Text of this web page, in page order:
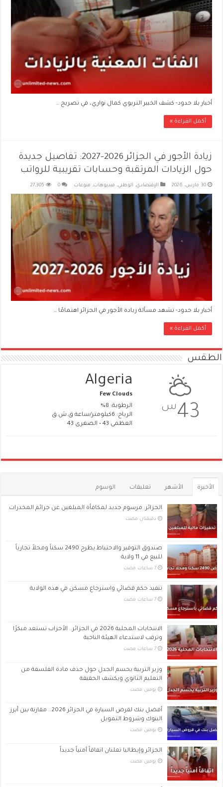
أخبار بلا حدود- كشف الخبير التربوي كمال نواري، في تصريح …
أكمل القراءة »
زيادة الأجور في الجزائر 2026–2027: تفاصيل جديدة
حول الزيادات المرتقبة وحسابات تقريبية للرواتب
30 مارس، 2026 الإقتصادي, الوطني, فيديوهات, منوعات 0
27,305
أخبار بلا حدود- تشهد مسألة زيادة الأجور في الجزائر اهتمامًا …
أكمل القراءة »
الطقس
43س
Algeria
Few Clouds
الرطوبة: 8%
الرياح: 6كيلومتر/ساعة ق.ش.ق‎
العظمى 43 • الصغرى 43
الأخيرة الأشهر تعليقات الوسوم
الجزائر: مرسوم جديد لمكافأة المبلغين عن جرائم المخدرات
‏دقيقتان مضت
صندوق التوفير والاحتياط يطرح 2490 سكناً ومحلاً تجارياً
للبيع في 11 ولاية
‏7 ساعات مضت
تنفيذ حكم قضائي واسترجاع مسكن في هذه الولاية
‏7 ساعات مضت
الانتخابات المحلية 2026 في الجزائر.. الأحزاب تستعد مبكرًا
وترقب لاستدعاء الهيئة الناخبة
‏7 ساعات مضت
وزير التربية يحسم الجدل حول حذف مادة الفلسفة من
التعليم الثانوي ويكشف الحقيقة
‏يومين مضت
أفضل بنك لقرض السيارة في الجزائر 2026.. مقارنة بين أبرز
البنوك وشروط التمويل
‏يومين مضت
الجزائر وإيطاليا تعلنان اتفاقاً أمنياً جديداً
‏يومين مضت